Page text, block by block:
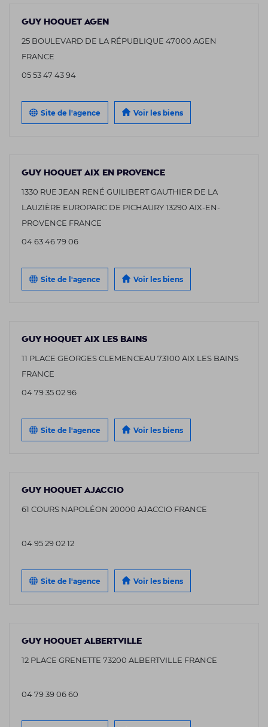
GUY HOQUET AGEN
25 BOULEVARD DE LA RÉPUBLIQUE 47000 AGEN
FRANCE
05 53 47 43 94
Site de l'agence Voir les biens
GUY HOQUET AIX EN PROVENCE
1330 RUE JEAN RENÉ GUILIBERT GAUTHIER DE LA
LAUZIÈRE EUROPARC DE PICHAURY 13290 AIX-EN-
PROVENCE FRANCE
04 63 46 79 06
Site de l'agence Voir les biens
GUY HOQUET AIX LES BAINS
11 PLACE GEORGES CLEMENCEAU 73100 AIX LES BAINS
FRANCE
04 79 35 02 96
Site de l'agence Voir les biens
GUY HOQUET AJACCIO
61 COURS NAPOLÉON 20000 AJACCIO FRANCE
04 95 29 02 12
Site de l'agence Voir les biens
GUY HOQUET ALBERTVILLE
12 PLACE GRENETTE 73200 ALBERTVILLE FRANCE
04 79 39 06 60